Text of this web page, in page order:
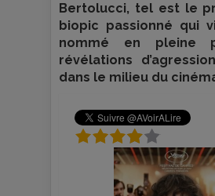
Bertolucci, tel est le
biopic passionné qui
nommé en pleine
révélations
dans le milieu du